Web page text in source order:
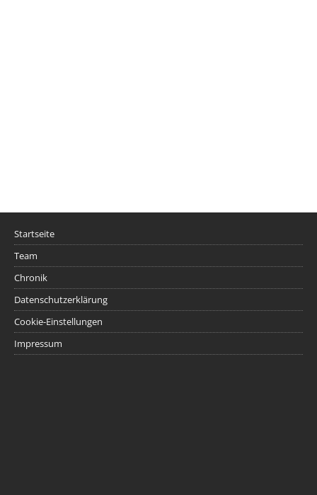
Startseite
Team
Chronik
Datenschutzerklärung
Cookie-Einstellungen
Impressum